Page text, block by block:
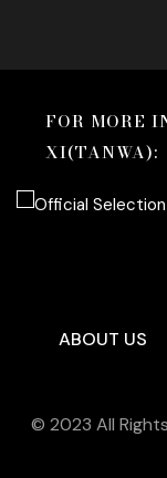
FOR MORE
XI(TANWA):
ABOUT US
© 2023 All